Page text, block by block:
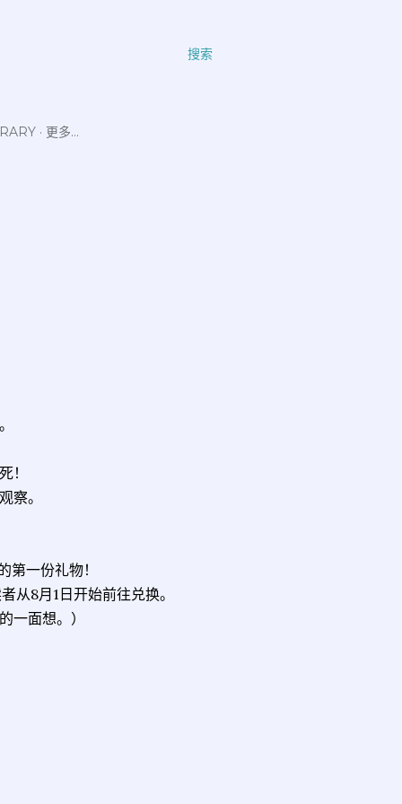
搜索
更多…
！
察。
一份礼物！
从8月1日开始前往兑换。
一面想。）